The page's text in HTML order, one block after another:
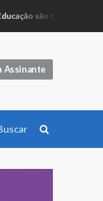
são recepcionados
Assinante